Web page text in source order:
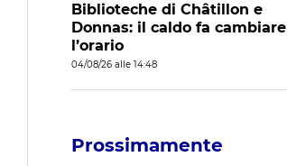
Biblioteche di Châtillon e
Donnas: il caldo fa cambiare
l’orario
04/08/26 alle 14:48
Prossimamente